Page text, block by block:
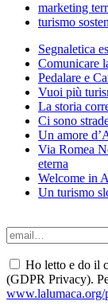
marketing
turismo
Segnaletica
Comunicare
Pedalare e
Vuoi più
La storia
Ci sono
Un amore
Via Romea
eterna
Welcome in
Un turismo
Ho letto e do il
(GDPR Privacy).
www.lalumaca.org/